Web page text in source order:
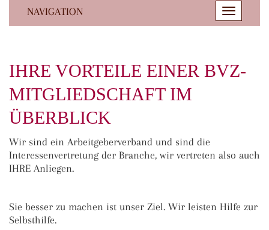
NAVIGATION
Toggle
IHRE VORTEILE EINER BVZ-
MITGLIEDSCHAFT IM
ÜBERBLICK
Wir sind ein Arbeitgeberverband und sind die
Interessenvertretung der Branche, wir vertreten also auch
IHRE Anliegen.
Sie besser zu machen ist unser Ziel. Wir leisten Hilfe zur
Selbsthilfe.